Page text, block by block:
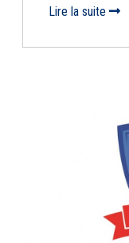
Lire la suite